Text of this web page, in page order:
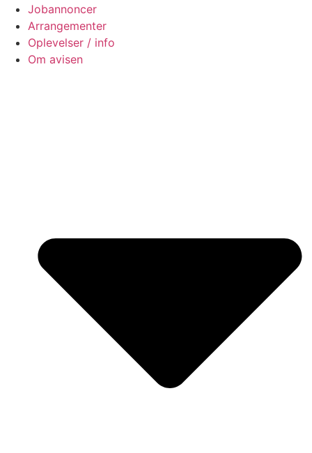
Jobannoncer
Arrangementer
Oplevelser / info
Om avisen